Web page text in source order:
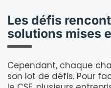
Les défis
solutions mises
Cependant, chaque
son lot de défis. Pour